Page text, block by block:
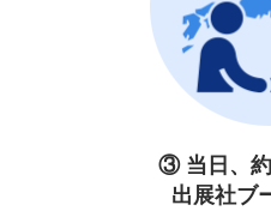
③ 当日、
出展社ブ